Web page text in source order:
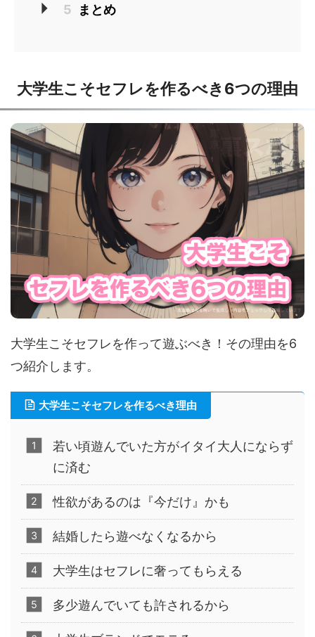
5 まとめ
大学生こそセフレを作るべき6つの理由
大学生こそセフレを作って遊ぶべき！その理由を6
つ紹介します。
大学生こそセフレを作るべき理由
若い頃遊んでいた方がイタイ大人にならず
に済む
性欲があるのは『今だけ』かも
結婚したら遊べなくなるから
大学生はセフレに奢ってもらえる
多少遊んでいても許されるから